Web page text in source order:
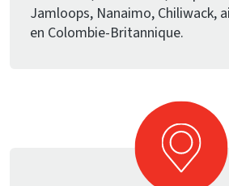
Jamloops, Nanaimo, Chiliwack,
en Colombie-Britannique.